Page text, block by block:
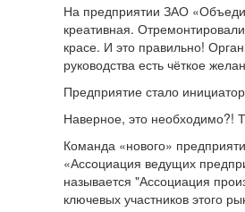
На предприятии ЗАО
креативная.
красе. И это правильно!
руководства есть чёткое
Предприятие стало
Наверное, это необходимо?!
Команда «нового»
«Ассоциация ведущих
называется "Ассоциация
ключевых участников этого